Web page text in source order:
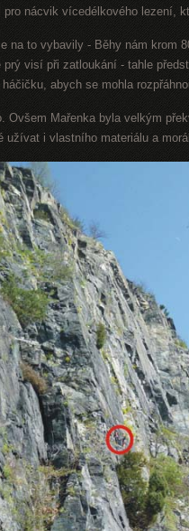
nácvik vícedélkového lezení,
na to vybavily - Běhy nám krom
visí při zatloukání - tahle
abych se mohla
Ovšem Mařenka byla velkým
užívat i vlastního materiálu a